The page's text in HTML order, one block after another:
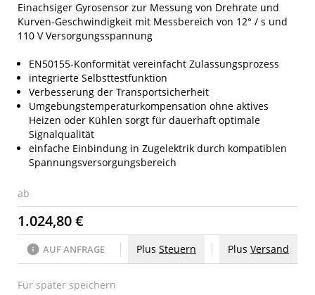
Einachsiger Gyrosensor zur Messung von Drehrate und
Kurven-Geschwindigkeit mit Messbereich von 12° / s und
110 V Versorgungsspannung
EN50155-Konformität vereinfacht Zulassungsprozess
integrierte Selbsttestfunktion
Verbesserung der Transportsicherheit
Umgebungstemperaturkompensation ohne aktives
Heizen oder Kühlen sorgt für dauerhaft optimale
Signalqualität
einfache Einbindung in Zugelektrik durch kompatiblen
Spannungsversorgungsbereich
ab
1.024,80 €
AUF ANFRAGE Plus Steuern Plus Versand
Für später speichern